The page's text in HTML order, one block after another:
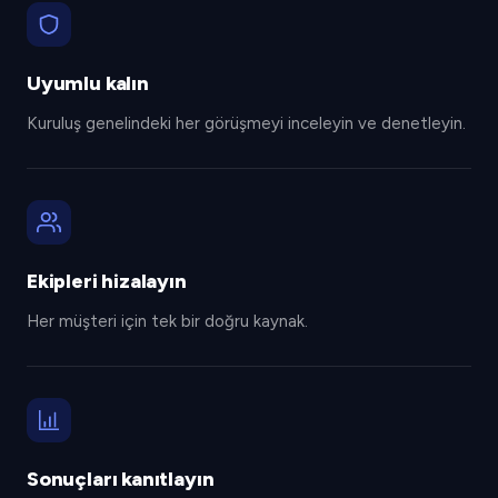
Uyumlu kalın
Kuruluş genelindeki her görüşmeyi inceleyin ve denetleyin.
Ekipleri hizalayın
Her müşteri için tek bir doğru kaynak.
Sonuçları kanıtlayın